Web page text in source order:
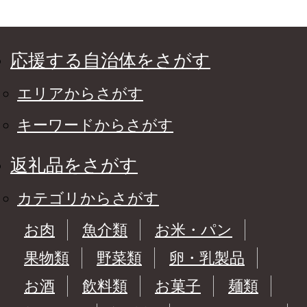
応援する自治体をさがす
エリアからさがす
キーワードからさがす
返礼品をさがす
カテゴリからさがす
お肉
魚介類
お米・パン
果物類
野菜類
卵・乳製品
お酒
飲料類 お菓子
麺類